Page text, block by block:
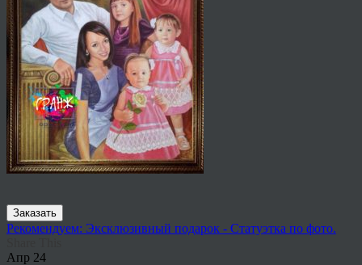
Заказать
Рекомендуем: Эксклюзивный подарок - Статуэтка по фото.
Апр 24